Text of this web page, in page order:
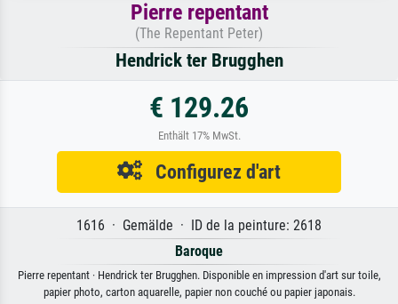
Pierre repentant
(The Repentant Peter)
Hendrick ter Brugghen
€ 129.26
Enthält 17% MwSt.
Configurez d'art
1616 · Gemälde · ID de la peinture: 2618
Baroque
Pierre repentant · Hendrick ter Brugghen. Disponible en impression d'art sur toile,
papier photo, carton aquarelle, papier non couché ou papier japonais.